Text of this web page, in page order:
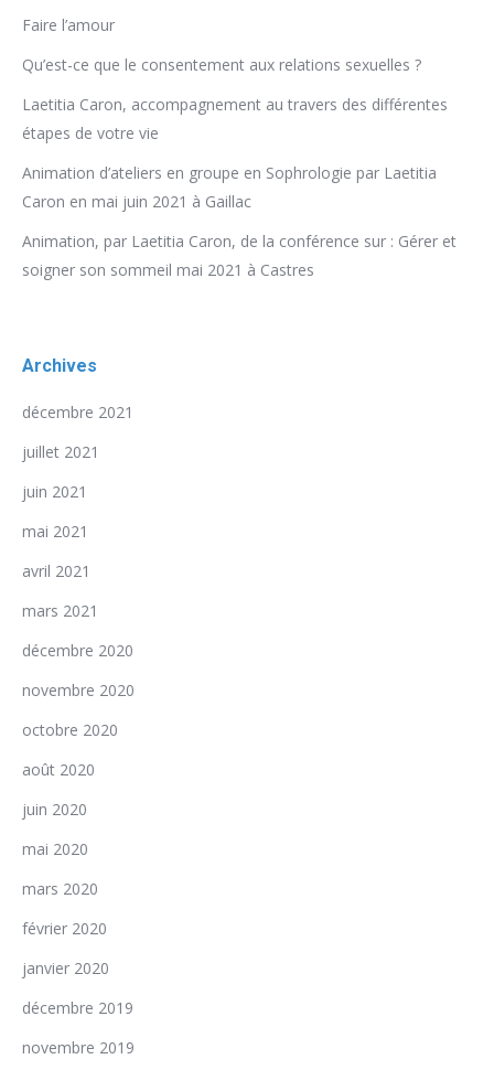
Faire l’amour
Qu’est-ce que le consentement aux relations sexuelles ?
Laetitia Caron, accompagnement au travers des différentes
étapes de votre vie
Animation d’ateliers en groupe en Sophrologie par Laetitia
Caron en mai juin 2021 à Gaillac
Animation, par Laetitia Caron, de la conférence sur : Gérer et
soigner son sommeil mai 2021 à Castres
Archives
décembre 2021
juillet 2021
juin 2021
mai 2021
avril 2021
mars 2021
décembre 2020
novembre 2020
octobre 2020
août 2020
juin 2020
mai 2020
mars 2020
février 2020
janvier 2020
décembre 2019
novembre 2019